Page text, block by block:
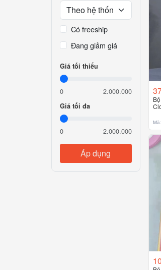
Có freeship
Đang giảm giá
Giá tối thiểu
0
2.000.000
Giá tối đa
0 2.000.000
Áp dụng